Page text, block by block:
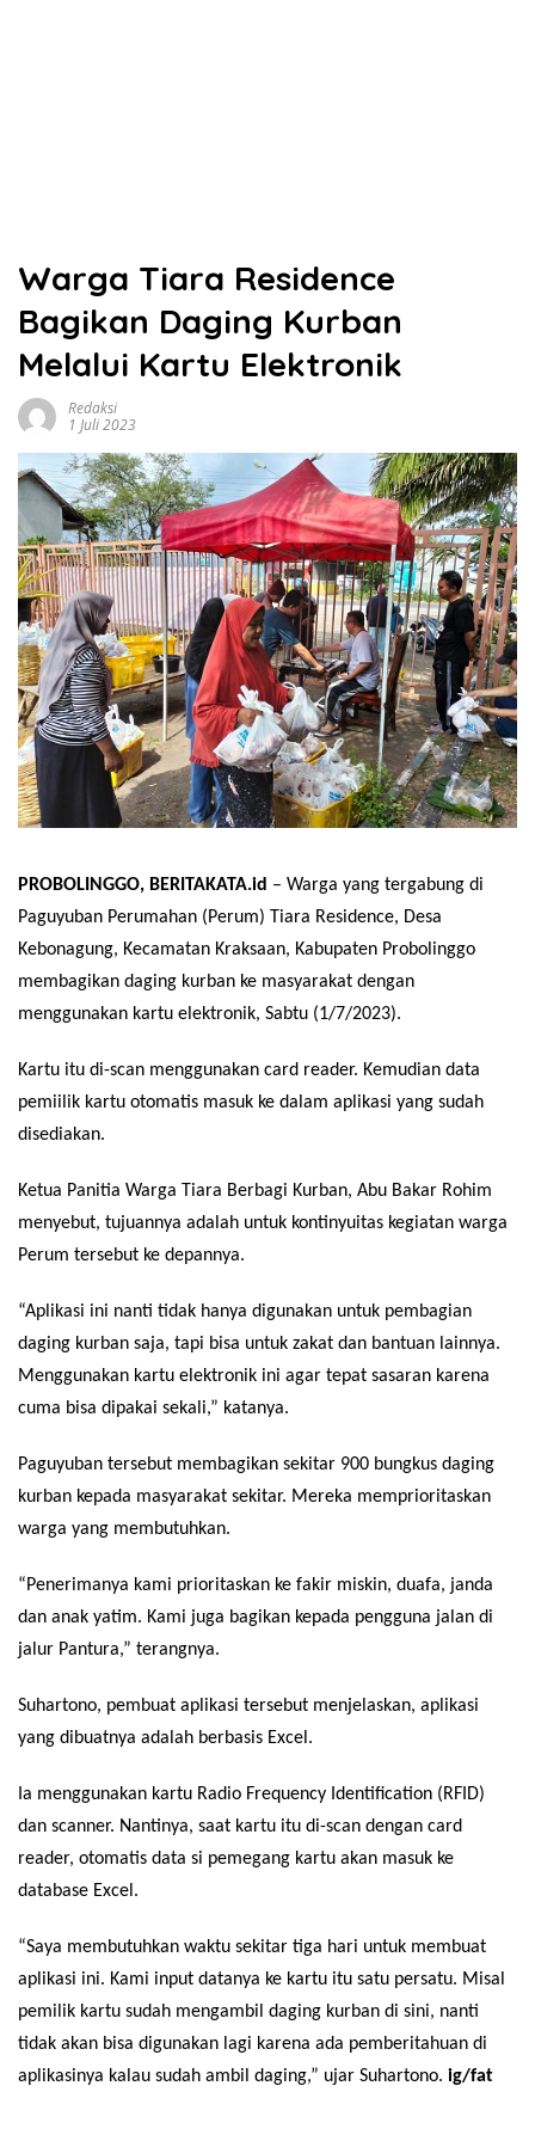
Warga Tiara Residence
Bagikan Daging Kurban
Melalui Kartu Elektronik
Redaksi
1 Juli 2023
PROBOLINGGO, BERITAKATA.id – Warga yang tergabung di
Paguyuban Perumahan (Perum) Tiara Residence, Desa
Kebonagung, Kecamatan Kraksaan, Kabupaten Probolinggo
membagikan daging kurban ke masyarakat dengan
menggunakan kartu elektronik, Sabtu (1/7/2023).
Kartu itu di-scan menggunakan card reader. Kemudian data
pemiilik kartu otomatis masuk ke dalam aplikasi yang sudah
disediakan.
Ketua Panitia Warga Tiara Berbagi Kurban, Abu Bakar Rohim
menyebut, tujuannya adalah untuk kontinyuitas kegiatan warga
Perum tersebut ke depannya.
“Aplikasi ini nanti tidak hanya digunakan untuk pembagian
daging kurban saja, tapi bisa untuk zakat dan bantuan lainnya.
Menggunakan kartu elektronik ini agar tepat sasaran karena
cuma bisa dipakai sekali,” katanya.
Paguyuban tersebut membagikan sekitar 900 bungkus daging
kurban kepada masyarakat sekitar. Mereka memprioritaskan
warga yang membutuhkan.
“Penerimanya kami prioritaskan ke fakir miskin, duafa, janda
dan anak yatim. Kami juga bagikan kepada pengguna jalan di
jalur Pantura,” terangnya.
Suhartono, pembuat aplikasi tersebut menjelaskan, aplikasi
yang dibuatnya adalah berbasis Excel.
Ia menggunakan kartu Radio Frequency Identification (RFID)
dan scanner. Nantinya, saat kartu itu di-scan dengan card
reader, otomatis data si pemegang kartu akan masuk ke
database Excel.
“Saya membutuhkan waktu sekitar tiga hari untuk membuat
aplikasi ini. Kami input datanya ke kartu itu satu persatu. Misal
pemilik kartu sudah mengambil daging kurban di sini, nanti
tidak akan bisa digunakan lagi karena ada pemberitahuan di
aplikasinya kalau sudah ambil daging,” ujar Suhartono. ig/fat